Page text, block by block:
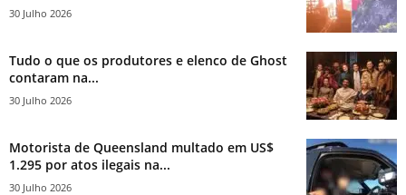
30 Julho 2026
Tudo o que os produtores e elenco de Ghost
contaram na...
30 Julho 2026
Motorista de Queensland multado em US$
1.295 por atos ilegais na...
30 Julho 2026